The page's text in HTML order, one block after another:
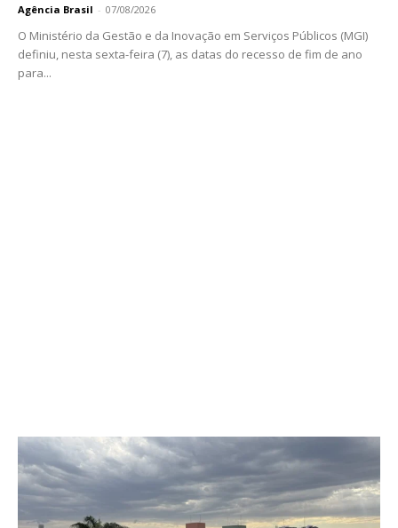
Agência Brasil - 07/08/2026
O Ministério da Gestão e da Inovação em Serviços Públicos (MGI)
definiu, nesta sexta-feira (7), as datas do recesso de fim de ano
para...